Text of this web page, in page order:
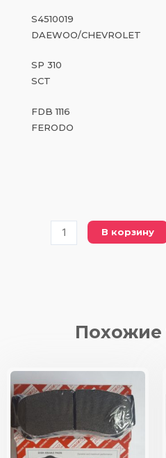
S4510019
DAEWOO/CHEVROLET
SP 310
SCT
FDB 1116
FERODO
Количество
товара
DYNAMAX)
передние
В корзину
Похожие